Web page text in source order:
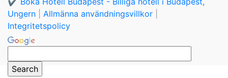
Ungern
Allmänna användningsvillkor
Integritetspolicy